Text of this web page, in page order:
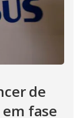
de
fase